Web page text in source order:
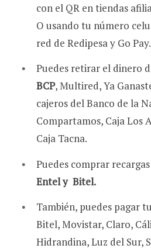
con el QR en tiendas
O usando tu número
red de Redipesa y Go Pay.
Puedes retirar el dinero
BCP, Multired, Ya
cajeros del Banco de la
Compartamos, Caja Los
Caja Tacna.
Puedes comprar
Entel y Bitel.
También, puedes pagar
Bitel, Movistar, Claro,
Hidrandina, Luz del Sur,